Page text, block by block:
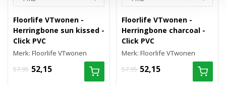
Floorlife VTwonen -
Herringbone sun kissed -
Click PVC
Merk: Floorlife VTwonen
57,95 52,15
Floorlife VTwonen -
Herringbone charcoal -
Click PVC
Merk: Floorlife VTwonen
57,95 52,15